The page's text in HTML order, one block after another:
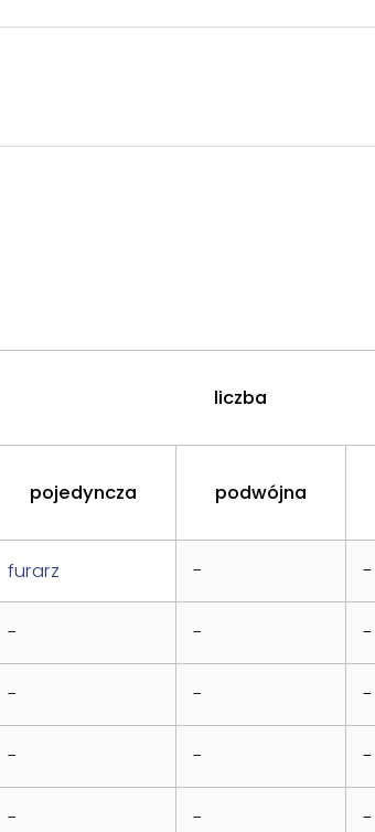
liczba
pojedyncza podwójna
furarz - -
- - -
- - -
- - -
- - -